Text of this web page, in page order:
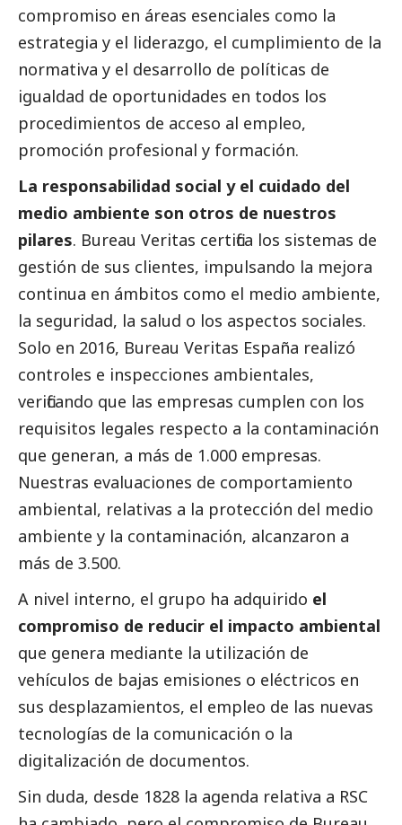
compromiso en áreas esenciales como la
estrategia y el liderazgo, el cumplimiento de la
normativa y el desarrollo de políticas de
igualdad de oportunidades en todos los
procedimientos de acceso al empleo,
promoción profesional y formación.
La responsabilidad social y el cuidado del
medio ambiente son otros de nuestros
pilares. Bureau Veritas certifica los sistemas de
gestión de sus clientes, impulsando la mejora
continua en ámbitos como el medio ambiente,
la seguridad, la salud o los aspectos sociales.
Solo en 2016, Bureau Veritas España realizó
controles e inspecciones ambientales,
verificando que las empresas cumplen con los
requisitos legales respecto a la contaminación
que generan, a más de 1.000 empresas.
Nuestras evaluaciones de comportamiento
ambiental, relativas a la protección del medio
ambiente y la contaminación, alcanzaron a
más de 3.500.
A nivel interno, el grupo ha adquirido el
compromiso de reducir el impacto ambiental
que genera mediante la utilización de
vehículos de bajas emisiones o eléctricos en
sus desplazamientos, el empleo de las nuevas
tecnologías de la comunicación o la
digitalización de documentos.
Sin duda, desde 1828 la agenda relativa a RSC